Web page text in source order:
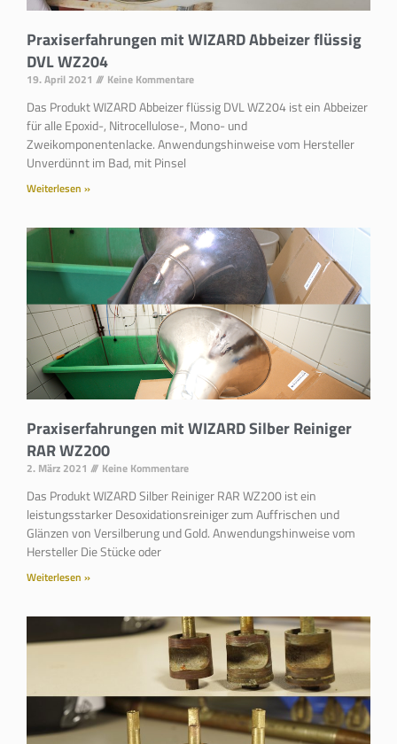
Praxiserfahrungen mit WIZARD Abbeizer flüssig
DVL WZ204
19. April 2021 Keine Kommentare
Das Produkt WIZARD Abbeizer flüssig DVL WZ204 ist ein Abbeizer
für alle Epoxid-, Nitrocellulose-, Mono- und
Zweikomponentenlacke. Anwendungshinweise vom Hersteller
Unverdünnt im Bad, mit Pinsel
Weiterlesen »
Praxiserfahrungen mit WIZARD Silber Reiniger
RAR WZ200
2. März 2021 Keine Kommentare
Das Produkt WIZARD Silber Reiniger RAR WZ200 ist ein
leistungsstarker Desoxidationsreiniger zum Auffrischen und
Glänzen von Versilberung und Gold. Anwendungshinweise vom
Hersteller Die Stücke oder
Weiterlesen »